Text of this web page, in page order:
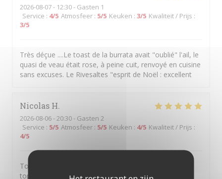
2026-08-07- 12:30 - Gasten 1
Service : 4/5 Atmosfeer : 5/5 Keuken : 3/5 Kwaliteit / Prijs :
3/5
Très déçue ....Le toast de la burrata avait "oublié" l'ail, le
quasi de veau était rose, à peine cuit, renvoyé en cuisine
sans excuses. Le Rivesaltes "esprit de Noël : excellent
Nicolas H
2026-08-06- 20:30 - Gasten 2
Service : 5/5 Atmosfeer : 5/5 Keuken : 4/5 Kwaliteit / Prijs :
4/5
Tout était bon, le service impeccable et l’ambiance au
top!